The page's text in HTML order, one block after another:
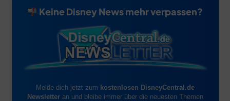
Keine Disney News mehr verpassen?
Melde dich jetzt zum kostenlosen DisneyCentral.de
Newsletteran und bleibe immer über die neuesten Themen